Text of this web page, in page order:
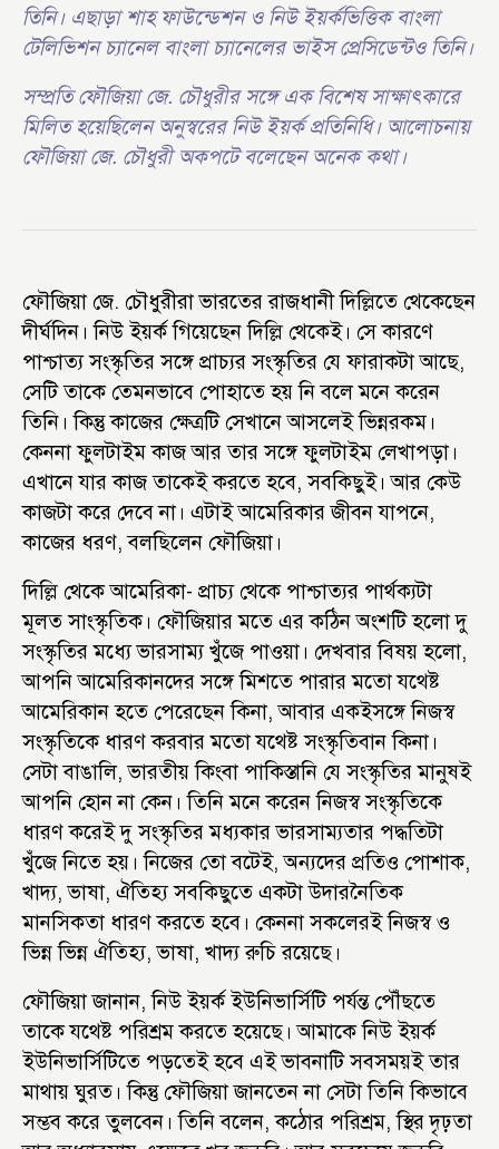
তিনি। এছাড়া শাহ ফাউন্ডেশন ও নিউ ইয়র্কভিত্তিক বাংলা
টেলিভিশন চ্যানেল বাংলা চ্যানেলের ভাইস প্রেসিডেন্টও তিনি।
সম্প্রতি ফৌজিয়া জে. চৌধুরীর সঙ্গে এক বিশেষ সাক্ষাৎকারে
মিলিত হয়েছিলেন অনুস্বরের নিউ ইয়র্ক প্রতিনিধি। আলোচনায়
ফৌজিয়া জে. চৌধুরী অকপটে বলেছেন অনেক কথা।
ফৌজিয়া জে. চৌধুরীরা ভারতের রাজধানী দিল্লিতে থেকেছেন
দীর্ঘদিন। নিউ ইয়র্ক গিয়েছেন দিল্লি থেকেই। সে কারণে
পাশ্চাত্য সংস্কৃতির সঙ্গে প্রাচ্যর সংস্কৃতির যে ফারাকটা আছে,
সেটি তাকে তেমনভাবে পোহাতে হয় নি বলে মনে করেন
তিনি। কিন্তু কাজের ক্ষেত্রটি সেখানে আসলেই ভিন্নরকম।
কেননা ফুলটাইম কাজ আর তার সঙ্গে ফুলটাইম লেখাপড়া।
এখানে যার কাজ তাকেই করতে হবে, সবকিছুই। আর কেউ
কাজটা করে দেবে না। এটাই আমেরিকার জীবন যাপনে,
কাজের ধরণ, বলছিলেন ফৌজিয়া।
দিল্লি থেকে আমেরিকা- প্রাচ্য থেকে পাশ্চাত্যর পার্থক্যটা
মূলত সাংস্কৃতিক। ফৌজিয়ার মতে এর কঠিন অংশটি হলো দু
সংস্কৃতির মধ্যে ভারসাম্য খুঁজে পাওয়া। দেখবার বিষয় হলো,
আপনি আমেরিকানদের সঙ্গে মিশতে পারার মতো যথেষ্ট
আমেরিকান হতে পেরেছেন কিনা, আবার একইসঙ্গে নিজস্ব
সংস্কৃতিকে ধারণ করবার মতো যথেষ্ট সংস্কৃতিবান কিনা।
সেটা বাঙালি, ভারতীয় কিংবা পাকিস্তানি যে সংস্কৃতির মানুষই
আপনি হোন না কেন। তিনি মনে করেন নিজস্ব সংস্কৃতিকে
ধারণ করেই দু সংস্কৃতির মধ্যকার ভারসাম্যতার পদ্ধতিটা
খুঁজে নিতে হয়। নিজের তো বটেই, অন্যদের প্রতিও পোশাক,
খাদ্য, ভাষা, ঐতিহ্য সবকিছুতে একটা উদারনৈতিক
মানসিকতা ধারণ করতে হবে। কেননা সকলেরই নিজস্ব ও
ভিন্ন ভিন্ন ঐতিহ্য, ভাষা, খাদ্য রুচি রয়েছে।
ফৌজিয়া জানান, নিউ ইয়র্ক ইউনিভার্সিটি পর্যন্ত পৌঁছতে
তাকে যথেষ্ট পরিশ্রম করতে হয়েছে। আমাকে নিউ ইয়র্ক
ইউনিভার্সিটিতে পড়তেই হবে এই ভাবনাটি সবসময়ই তার
মাথায় ঘুরত। কিন্তু ফৌজিয়া জানতেন না সেটা তিনি কিভাবে
সম্ভব করে তুলবেন। তিনি বলেন, কঠোর পরিশ্রম, স্থির দৃঢ়তা